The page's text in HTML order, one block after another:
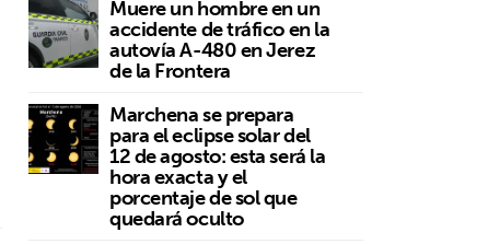
Muere un hombre en un
accidente de tráfico en la
autovía A-480 en Jerez
de la Frontera
Marchena se prepara
para el eclipse solar del
12 de agosto: esta será la
hora exacta y el
porcentaje de sol que
quedará oculto